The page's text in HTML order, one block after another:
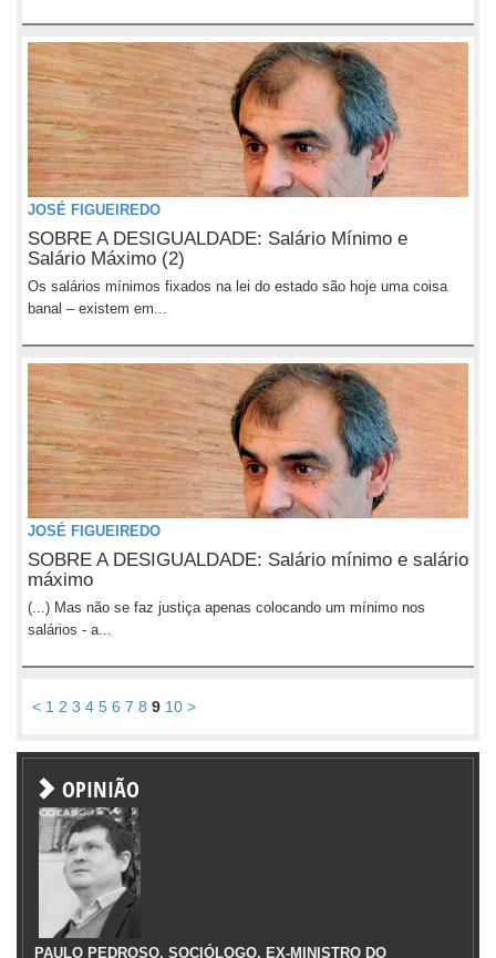
JOSÉ FIGUEIREDO
SOBRE A DESIGUALDADE: Salário Mínimo e
Salário Máximo (2)
Os salários mínimos fixados na lei do estado são hoje uma coisa
banal – existem em...
JOSÉ FIGUEIREDO
SOBRE A DESIGUALDADE: Salário mínimo e salário
máximo
(...) Mas não se faz justiça apenas colocando um mínimo nos
salários - a...
< 1 2 3 4 5 6 7 8 9 10 >
OPINIÃO
PAULO PEDROSO, SOCIÓLOGO, EX-MINISTRO DO